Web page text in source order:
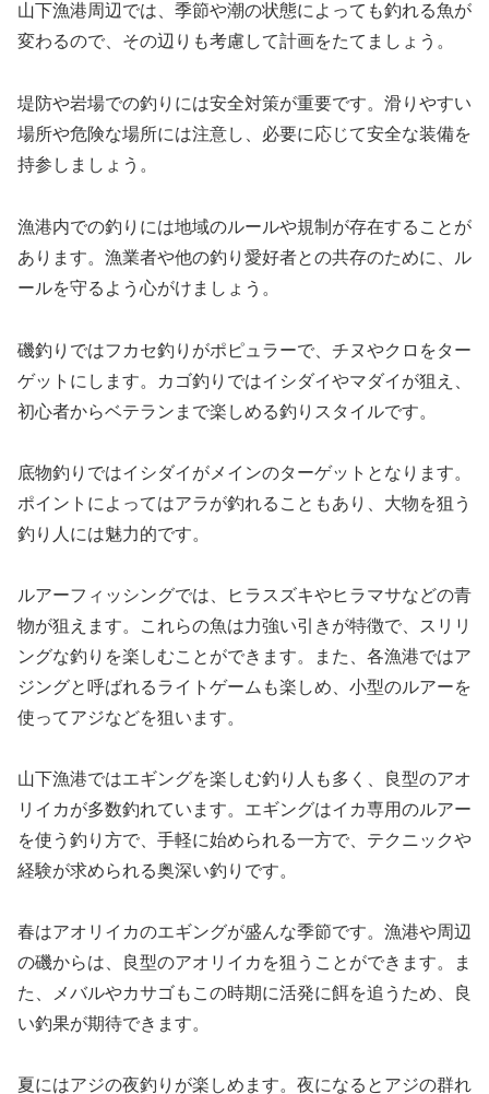
山下漁港周辺では、季節や潮の状態によっても釣れる魚が
変わるので、その辺りも考慮して計画をたてましょう。
堤防や岩場での釣りには安全対策が重要です。滑りやすい
場所や危険な場所には注意し、必要に応じて安全な装備を
持参しましょう。
漁港内での釣りには地域のルールや規制が存在することが
あります。漁業者や他の釣り愛好者との共存のために、ル
ールを守るよう心がけましょう。
磯釣りではフカセ釣りがポピュラーで、チヌやクロをター
ゲットにします。カゴ釣りではイシダイやマダイが狙え、
初心者からベテランまで楽しめる釣りスタイルです。
底物釣りではイシダイがメインのターゲットとなります。
ポイントによってはアラが釣れることもあり、大物を狙う
釣り人には魅力的です。
ルアーフィッシングでは、ヒラスズキやヒラマサなどの青
物が狙えます。これらの魚は力強い引きが特徴で、スリリ
ングな釣りを楽しむことができます。また、各漁港ではア
ジングと呼ばれるライトゲームも楽しめ、小型のルアーを
使ってアジなどを狙います。
山下漁港ではエギングを楽しむ釣り人も多く、良型のアオ
リイカが多数釣れています。エギングはイカ専用のルアー
を使う釣り方で、手軽に始められる一方で、テクニックや
経験が求められる奥深い釣りです。
春はアオリイカのエギングが盛んな季節です。漁港や周辺
の磯からは、良型のアオリイカを狙うことができます。ま
た、メバルやカサゴもこの時期に活発に餌を追うため、良
い釣果が期待できます。
夏にはアジの夜釣りが楽しめます。夜になるとアジの群れ